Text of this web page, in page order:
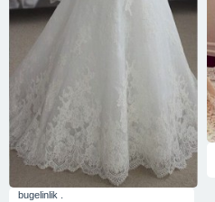
bugelinlik .